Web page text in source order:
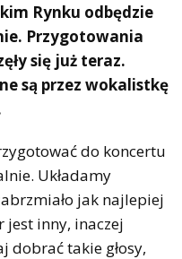
Rynku odbędzie
Przygotowania
się już teraz.
są przez wokalistkę
do koncertu
Układamy
jak najlepiej
jest inny, inaczej
dobrać takie głosy,